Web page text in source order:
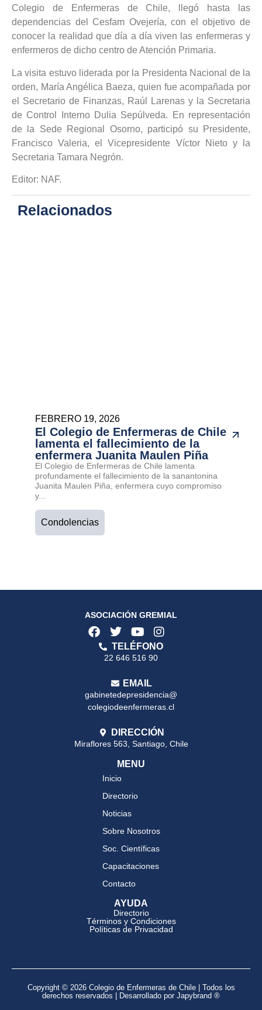
Colegio de Enfermeras de Chile, llegó hasta las
dependencias del Cesfam Ovejería, con el objetivo de
conocer la realidad que día a día viven las enfermeras y
enfermeros de dicho centro de Atención Primaria.
La visita estuvo liderada por la Presidenta Nacional de la
orden, María Angélica Baeza, quien fue acompañada por
el Secretario de Finanzas, Raúl Larenas y la Secretaria
de Control Interno Dulia Sepúlveda. En representación
de la Sede Regional Osorno, participó su Presidente,
Francisco Valeria, el Vicepresidente Víctor Nieto y la
Secretaria Tamara Negrón.
Editor: NAF.
Relacionados
FEBRERO 19, 2026
El Colegio de Enfermeras de Chile
lamenta el fallecimiento de la
enfermera Juanita Maulen Piña
El Colegio de Enfermeras de Chile lamenta
profundamente el fallecimiento de la sanantonina
Juanita Maulen Piña, enfermera cuyo compromiso
y...
Condolencias
ASOCIACIÓN GREMIAL
TELÉFONO
22 646 516 90
EMAIL
gabinetedepresidencia@
colegiodeenfermeras.cl
DIRECCIÓN
Miraflores 563, Santiago, Chile
MENU
Inicio
Directorio
Noticias
Sobre Nosotros
Soc. Científicas
Capacitaciones
Contacto
AYUDA
Directorio
Términos y Condiciones
Políticas de Privacidad
Copyright © 2026 Colegio de Enfermeras de Chile | Todos los
derechos reservados | Desarrollado por Japybrand ®